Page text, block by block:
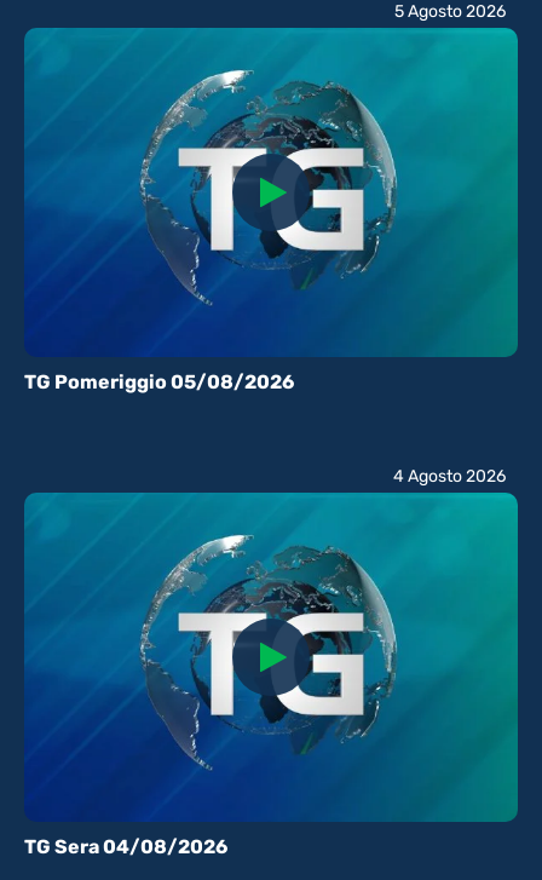
TG Pomeriggio 05/08/2026
5 Agosto 2026
TG Sera 04/08/2026
4 Agosto 2026